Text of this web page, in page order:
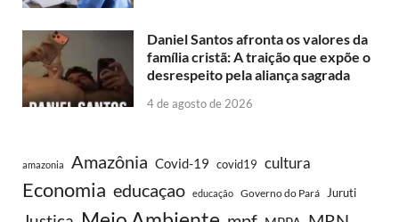
Daniel Santos afronta os valores da
família cristã: A traição que expõe o
desrespeito pela aliança sagrada
4 de agosto de 2026
amazonia Amazônia Covid-19 covid19 cultura
Economia educaçao educação Governo do Pará Juruti